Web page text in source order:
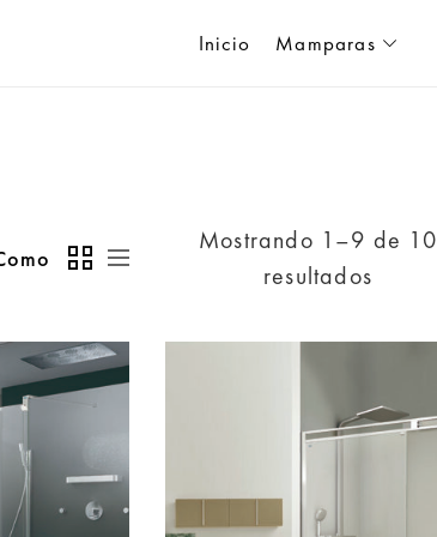
Inicio Mamparas
Mostrando 1–9 de 10
resultados